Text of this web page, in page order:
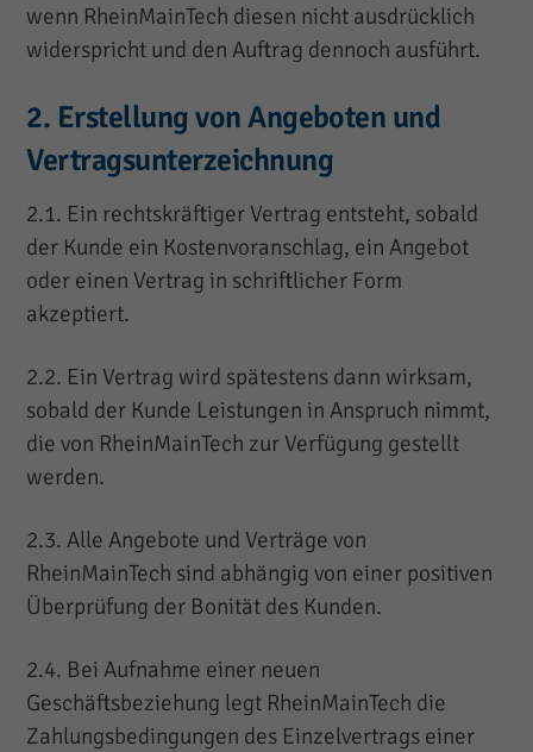
wenn RheinMainTech diesen nicht ausdrücklich
widerspricht und den Auftrag dennoch ausführt.
2. Erstellung von Angeboten und
Vertragsunterzeichnung
2.1. Ein rechtskräftiger Vertrag entsteht, sobald
der Kunde ein Kostenvoranschlag, ein Angebot
oder einen Vertrag in schriftlicher Form
akzeptiert.
2.2. Ein Vertrag wird spätestens dann wirksam,
sobald der Kunde Leistungen in Anspruch nimmt,
die von RheinMainTech zur Verfügung gestellt
werden.
2.3. Alle Angebote und Verträge von
RheinMainTech sind abhängig von einer positiven
Überprüfung der Bonität des Kunden.
2.4. Bei Aufnahme einer neuen
Geschäftsbeziehung legt RheinMainTech die
Zahlungsbedingungen des Einzelvertrags einer